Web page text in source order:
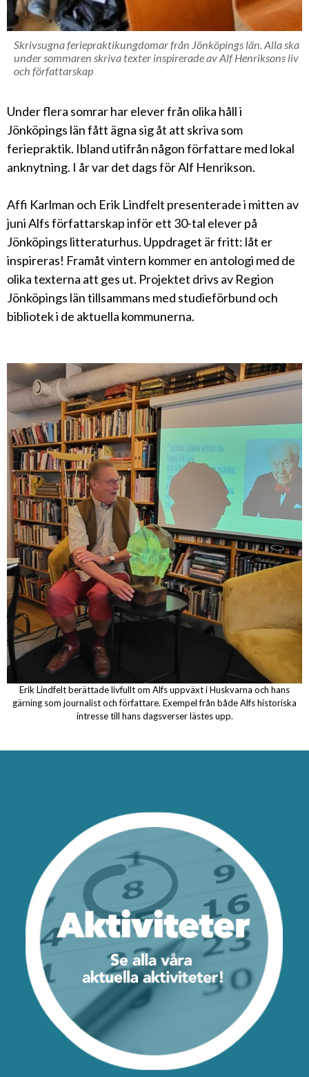
Skrivsugna feriepraktikungdomar från Jönköpings län. Alla ska
under sommaren skriva texter inspirerade av Alf Henriksons liv
och författarskap
Under flera somrar har elever från olika håll i
Jönköpings län fått ägna sig åt att skriva som
feriepraktik. Ibland utifrån någon författare med lokal
anknytning. I år var det dags för Alf Henrikson.
Affi Karlman och Erik Lindfelt presenterade i mitten av
juni Alfs författarskap inför ett 30-tal elever på
Jönköpings litteraturhus. Uppdraget är fritt: låt er
inspireras! Framåt vintern kommer en antologi med de
olika texterna att ges ut. Projektet drivs av Region
Jönköpings län tillsammans med studieförbund och
bibliotek i de aktuella kommunerna.
Erik Lindfelt berättade livfullt om Alfs uppväxt i Huskvarna och hans
gärning som journalist och författare. Exempel från både Alfs historiska
intresse till hans dagsverser lästes upp.